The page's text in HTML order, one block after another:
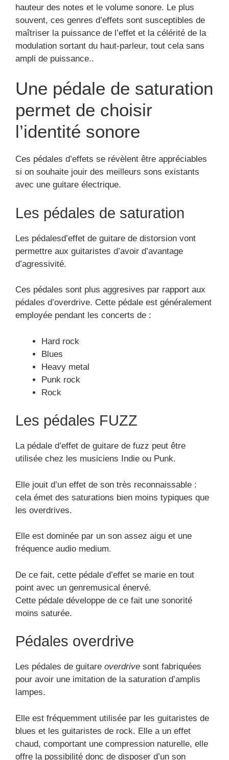
hauteur des notes et le volume sonore. Le plus
souvent, ces genres d’effets sont susceptibles de
maîtriser la puissance de l’effet et la célérité de la
modulation sortant du haut-parleur, tout cela sans
ampli de puissance..
Une pédale de saturation
permet de choisir
l’identité sonore
Ces pédales d’effets se révèlent être appréciables
si on souhaite jouir des meilleurs sons existants
avec une guitare électrique.
Les pédales de saturation
Les pédalesd’effet de guitare de distorsion vont
permettre aux guitaristes d’avoir d’avantage
d’agressivité.
Ces pédales sont plus aggresives par rapport aux
pédales d’overdrive. Cette pédale est généralement
employée pendant les concerts de :
Hard rock
Blues
Heavy metal
Punk rock
Rock
Les pédales FUZZ
La pédale d’effet de guitare de fuzz peut être
utilisée chez les musiciens Indie ou Punk.
Elle jouit d’un effet de son très reconnaissable :
cela émet des saturations bien moins typiques que
les overdrives.
Elle est dominée par un son assez aigu et une
fréquence audio medium.
De ce fait, cette pédale d’effet se marie en tout
point avec un genremusical énervé.
Cette pédale développe de ce fait une sonorité
moins saturée.
Pédales overdrive
Les pédales de guitare overdrive sont fabriquées
pour avoir une imitation de la saturation d’amplis
lampes.
Elle est fréquemment utilisée par les guitaristes de
blues et les guitaristes de rock. Elle a un effet
chaud, comportant une compression naturelle, elle
offre la possibilité donc de disposer d’un son